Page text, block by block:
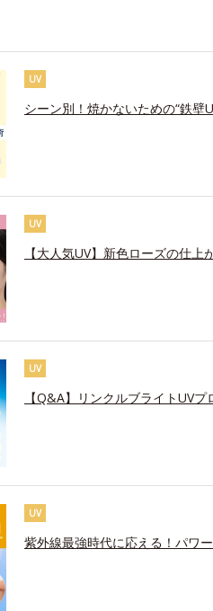
UV
シーン別！焼かないための“鉄壁
UV
【大人気UV】新色ローズの仕上
UV
【Q&A】リンクルブライトUVプ
UV
紫外線最強時代に応える！パワ